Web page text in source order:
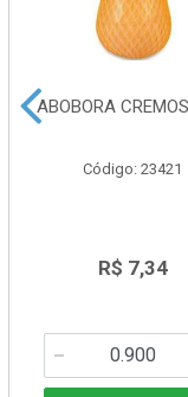
ABOBORA
Código: 23421
R$ 7,34